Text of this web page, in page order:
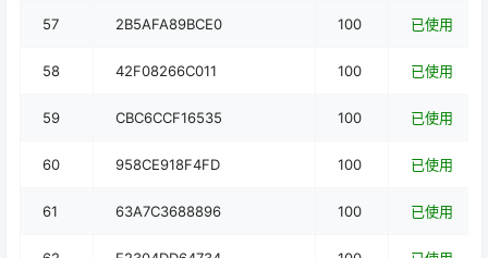
57 2B5AFA89BCE0 100 已使用
58 42F08266C011 100 已使用
59 CBC6CCF16535 100 已使用
60 958CE918F4FD 100 已使用
61 63A7C3688896 100 已使用